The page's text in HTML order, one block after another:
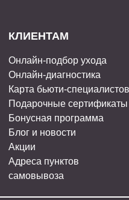
КЛИЕНТАМ
Онлайн-подбор ухода
Онлайн-диагностика
Карта бьюти-специалистов
Подарочные сертификаты
Бонусная программа
Блог и новости
Акции
Адреса пунктов
самовывоза